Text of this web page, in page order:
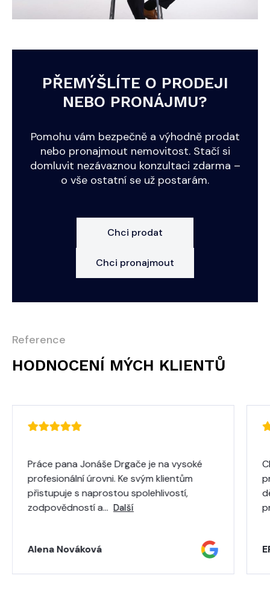
PŘEMÝŠLÍTE O PRODEJI
NEBO PRONÁJMU?
Pomohu vám bezpečně a výhodně prodat
nebo pronajmout nemovitost. Stačí si
domluvit nezávaznou konzultaci zdarma –
o vše ostatní se už postarám.
Chci prodat
Chci pronajmout
Reference
HODNOCENÍ MÝCH KLIENTŮ
Práce pana Jonáše Drgače je na vysoké
profesionální úrovni. Ke svým klientům
přistupuje s naprostou spolehlivostí,
zodpovědností a… Další
Alena Nováková